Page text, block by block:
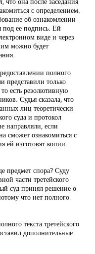
с определением.
об ознакомлении
под ее подпись. Ей
виде и через
можно будет
полного
представили только
есть резолютивную
Судья сказала, что
лиц теоретически
суда и протокол
направляли, если
сможет ознакомиться с
ей изготовят копии
предмет спора? Суду
части третейского
суд принял решение о
что нет полного
текста третейского
дополнительные